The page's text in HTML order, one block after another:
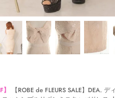
【ROBE de FLEURS SALE】DEA.